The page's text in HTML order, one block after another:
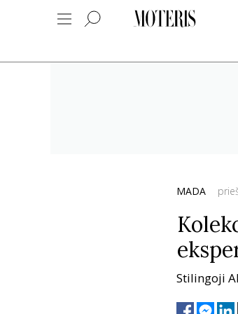
MADA
Stilingoji